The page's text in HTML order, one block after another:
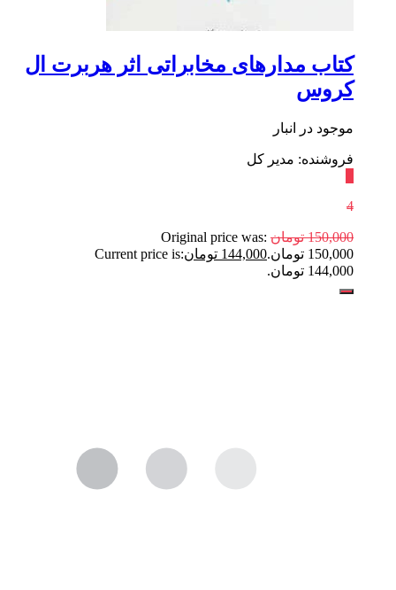
کتاب مدارهای مخابراتی اثر هربرت ال
کروس
موجود در انبار
فروشنده: مدیر کل
4
150,000 تومان Original price was:
150,000 تومان.
144,000 تومانCurrent price is:
144,000 تومان.